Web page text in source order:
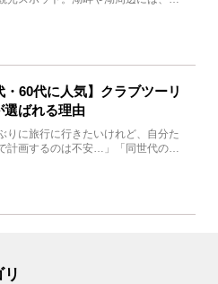
・60代に人気】クラブツーリ
選ばれる理由
りに旅行に行きたいけれど、自分た
計画するのは不安…」「同世代の方